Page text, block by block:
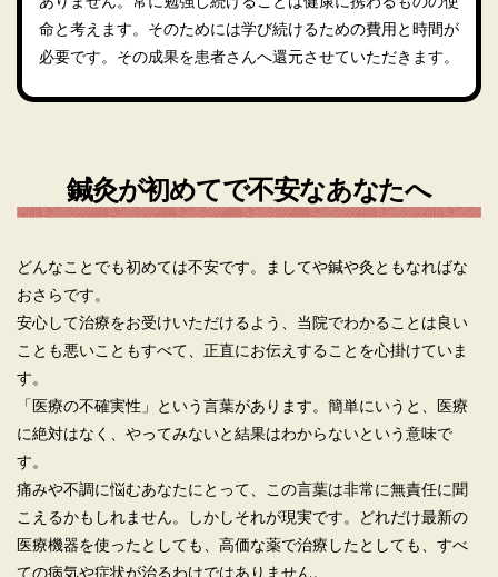
命と考えます。そのためには学び続けるための費用と時間が
必要です。その成果を患者さんへ還元させていただきます。
鍼灸が初めてで不安なあなたへ
どんなことでも初めては不安です。ましてや鍼や灸ともなればな
おさらです。
安心して治療をお受けいただけるよう、当院でわかることは良い
ことも悪いこともすべて、正直にお伝えすることを心掛けていま
す。
「医療の不確実性」という言葉があります。簡単にいうと、医療
に絶対はなく、やってみないと結果はわからないという意味で
す。
痛みや不調に悩むあなたにとって、この言葉は非常に無責任に聞
こえるかもしれません。しかしそれが現実です。どれだけ最新の
医療機器を使ったとしても、高価な薬で治療したとしても、すべ
ての病気や症状が治るわけではありません。